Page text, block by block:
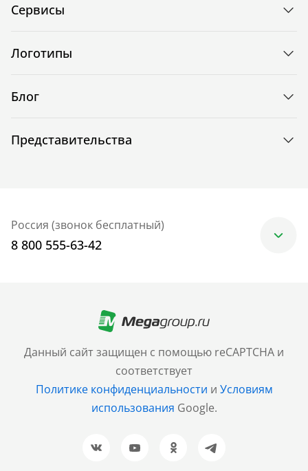
Данный сайт защищен с помощью reCAPTCHA и
соответствует
Политике конфиденциальности и Условиям
использования Google.
Сервисы
Логотипы
Блог
Представительства
Россия (звонок бесплатный)
8 800 555-63-42
+7 (499) 705-30-10
Санкт-Петербург
+7 (812) 600-77-33
Барнаул
+7 (961) 999-93-93
Новосибирск